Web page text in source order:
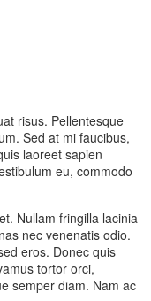
risus. Pellentesque
Sed at mi faucibus,
laoreet sapien
eu, commodo
Nullam fringilla lacinia
nec venenatis odio.
eros. Donec quis
tortor orci,
semper diam. Nam ac